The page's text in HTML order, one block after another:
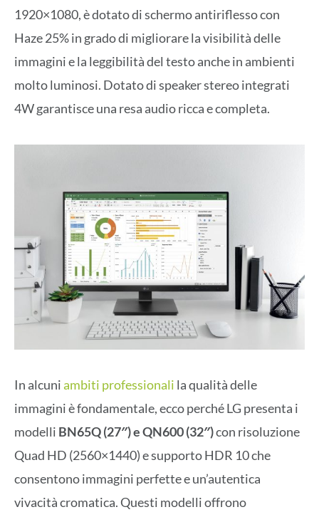
1920×1080, è dotato di schermo antiriflesso con
Haze 25% in grado di migliorare la visibilità delle
immagini e la leggibilità del testo anche in ambienti
molto luminosi. Dotato di speaker stereo integrati
4W garantisce una resa audio ricca e completa.
In alcuniambiti professionali la qualità delle
immagini è fondamentale, ecco perché LG presenta i
modelli BN65Q (27″) e QN600 (32″)con risoluzione
Quad HD (2560×1440) e supporto HDR 10 che
consentono immagini perfette e un’autentica
vivacità cromatica. Questi modelli offrono